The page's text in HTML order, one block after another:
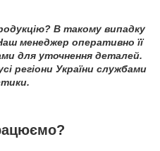
В такому випадку
менеджер оперативно її
для уточнення деталей.
регіони України службами